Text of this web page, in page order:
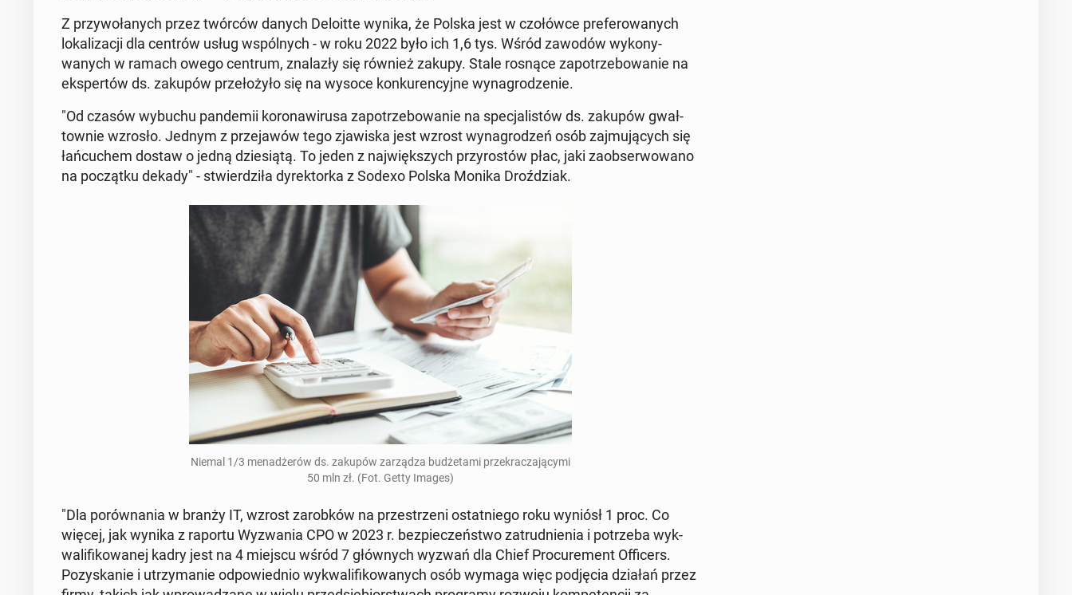
Z przy­wołanych przez twórców danych De­loitte wynika, że Polska jest w czołów­ce prefer­owanych
lokaliza­cji dla centrów usług wspól­nych - w roku 2022 było ich 1,6 tys. Wśród zawodów wykony­
wanych w ramach owego centrum, znalazły się również zakupy. Stale rosnące za­potrze­bowanie na
ekspertów ds. zakupów przełożyło się na wysoce konkuren­cyjne wyna­grodze­nie.
"Od czasów wybuchu pan­demii ko­ron­awirusa za­potrze­bowanie na spec­jal­istów ds. zakupów gwał­
town­ie wzrosło. Jednym z prze­jawów tego zjawiska jest wzrost wyna­grodzeń osób za­j­mu­ją­cych się
łańcuchem dostaw o jedną dziesiątą. To jeden z na­jwięk­szych przy­rostów płac, jaki za­ob­ser­wowano
na początku dekady" - stwierdz­iła dyrek­tor­ka z Sodexo Polska Monika Droździ­ak.
Niemal 1/3 menadżerów ds. zakupów zarządza budże­ta­mi przekracza­ją­cy­mi
50 mln zł. (Fot. Getty Images)
"Dla porów­na­nia w branży IT, wzrost zarobków na przestrzeni os­tat­niego roku wyniósł 1 proc. Co
więcej, jak wynika z raportu Wyzwa­nia CPO w 2023 r. bez­pieczeńst­wo za­trud­nienia i potrze­ba wyk­
wal­i­fikowanej kadry jest na 4 miejscu wśród 7 głównych wyzwań dla Chief Pro­cure­ment Of­fi­cers.
Pozyskanie i utrzy­manie odpowied­nio wyk­wal­i­fikowanych osób wymaga więc pod­ję­cia działań przez